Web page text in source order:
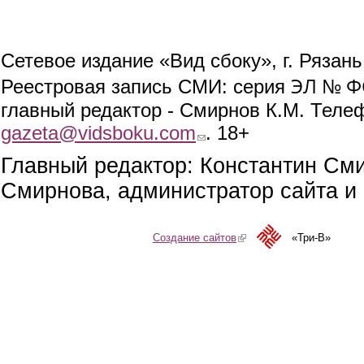
Сетевое издание «Вид сбоку», г.
Реестровая запись СМИ: серия ЭЛ №
главный редактор - Смирнов К.М.
gazeta@vidsboku.com (link sends e-mail)
. 18+
Главный редактор: Константин
Смирнова, администратор сайта
Создание сайтов(link is external)«Три-В»